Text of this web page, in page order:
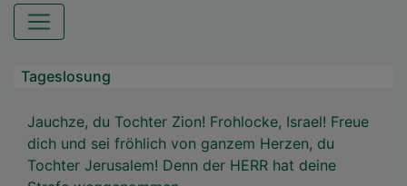
Hauptnavigation
Tageslosung
Jauchze, du Tochter Zion! Frohlocke, Israel! Freue
dich und sei fröhlich von ganzem Herzen, du
Tochter Jerusalem! Denn der HERR hat deine